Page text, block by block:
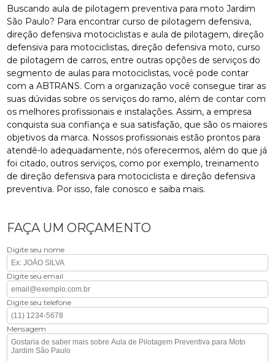
Buscando aula de pilotagem preventiva para moto Jardim
São Paulo? Para encontrar curso de pilotagem defensiva,
direção defensiva motociclistas e aula de pilotagem, direção
defensiva para motociclistas, direção defensiva moto, curso
de pilotagem de carros, entre outras opções de serviços do
segmento de aulas para motociclistas, você pode contar
com a ABTRANS. Com a organização você consegue tirar as
suas dúvidas sobre os serviços do ramo, além de contar com
os melhores profissionais e instalações. Assim, a empresa
conquista sua confiança e sua satisfação, que são os maiores
objetivos da marca. Nossos profissionais estão prontos para
atendê-lo adequadamente, nós oferecermos, além do que já
foi citado, outros serviços, como por exemplo, treinamento
de direção defensiva para motociclista e direção defensiva
preventiva. Por isso, fale conosco e saiba mais.
FAÇA UM ORÇAMENTO
Digite seu nome
Digite seu email
Digite seu telefone
Mensagem